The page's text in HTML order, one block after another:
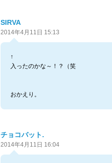
SIRVA
2014年4月11日 15:13
↑
入ったのかな～！？（笑
おかえり。
チョコバット.
2014年4月11日 16:04